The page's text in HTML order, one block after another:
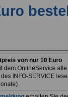
von nur 10 Euro
dem OnlineService alle
INFO-SERVICE